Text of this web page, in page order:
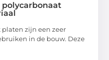
zijn een zeer
in de bouw. Deze